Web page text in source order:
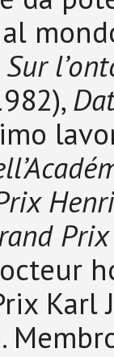
Sur